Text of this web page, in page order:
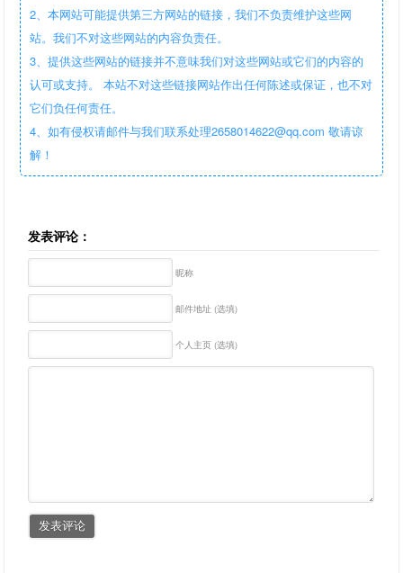
2、本网站可能提供第三方网站的链接，我们不负责维护这些网
站。我们不对这些网站的内容负责任。
3、提供这些网站的链接并不意味我们对这些网站或它们的内容的
认可或支持。 本站不对这些链接网站作出任何陈述或保证，也不对
它们负任何责任。
4、如有侵权请邮件与我们联系处理2658014622@qq.com 敬请谅
解！
发表评论：
昵称
邮件地址 (选填)
个人主页 (选填)